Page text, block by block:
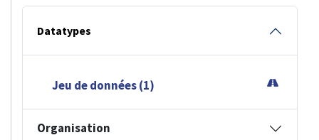
Datatypes
Jeu de données (1)
Organisation